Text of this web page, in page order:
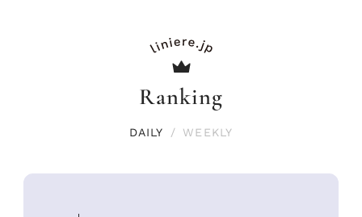
Ranking
DAILY / WEEKLY